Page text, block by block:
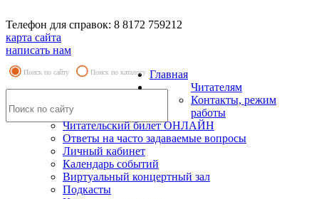
Телефон для справок: 8 8172 759212
карта сайта
написать нам
Поиск по сайту Поиск по каталогу Главная
Читателям
Контакты, режим
работы
Читательский билет ОНЛАЙН
Ответы на часто задаваемые вопросы
Личный кабинет
Календарь событий
Виртуальный концертный зал
Подкасты